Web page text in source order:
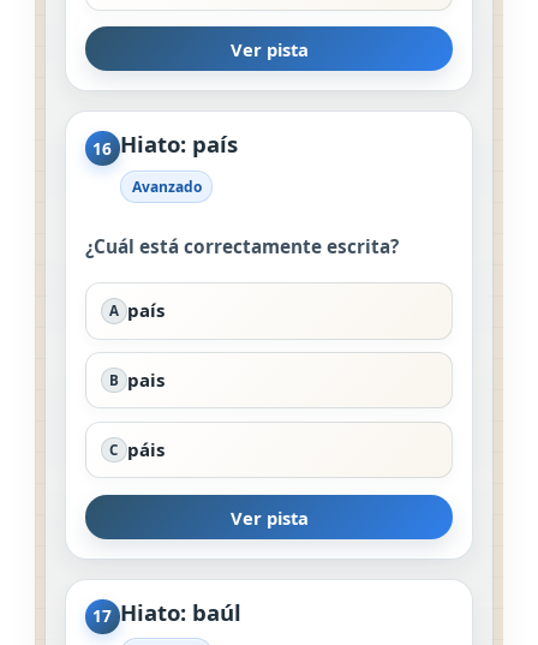
Ver pista
16 Hiato: país
Avanzado
¿Cuál está correctamente escrita?
A país
B pais
C páis
Ver pista
17 Hiato: baúl